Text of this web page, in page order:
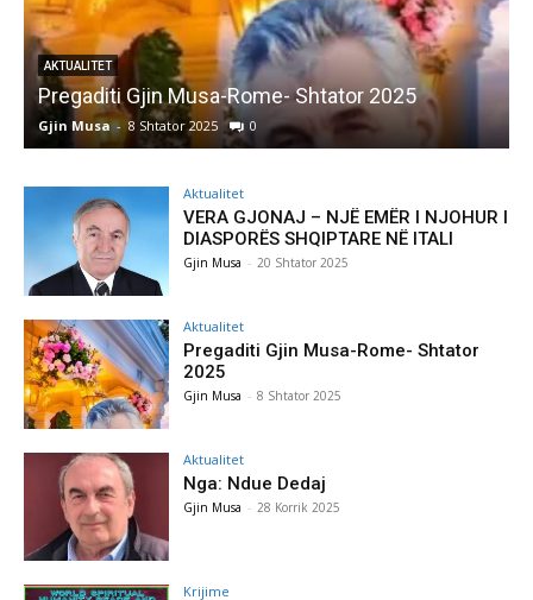
AKTUALITET
Pregaditi Gjin Musa-Rome- Shtator 2025
Gjin Musa - 8 Shtator 2025 0
Aktualitet
VERA GJONAJ – NJË EMËR I NJOHUR I
DIASPORËS SHQIPTARE NË ITALI
Gjin Musa - 20 Shtator 2025
Aktualitet
Pregaditi Gjin Musa-Rome- Shtator
2025
Gjin Musa - 8 Shtator 2025
Aktualitet
Nga: Ndue Dedaj
Gjin Musa - 28 Korrik 2025
Krijime